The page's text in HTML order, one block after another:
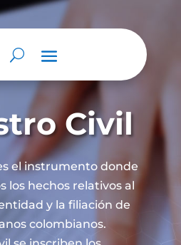
Civil
el instrumento donde
los hechos relativos al
y la filiación de
colombianos.